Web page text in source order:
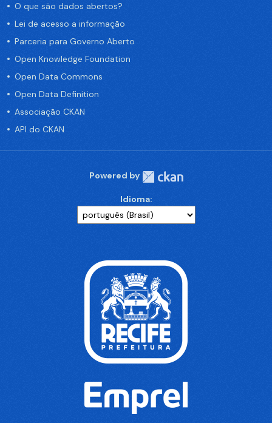
O que são dados abertos?
Lei de acesso a informação
Parceria para Governo Aberto
Open Knowledge Foundation
Open Data Commons
Open Data Definition
Associação CKAN
API do CKAN
Powered by
Idioma